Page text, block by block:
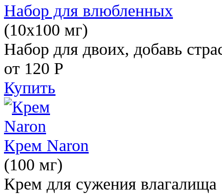
Набор для влюбленных
(10х100 мг)
Набор для двоих, добавь
от 120 Р
Купить
Крем Naron
(100 мг)
Крем для сужения влагалища